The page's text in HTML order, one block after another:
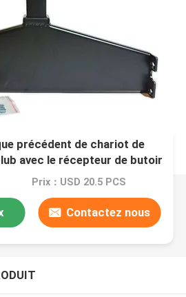
précédent de chariot de
avec le récepteur de butoir
Prix：USD 20.5 PCS
Contactez nous